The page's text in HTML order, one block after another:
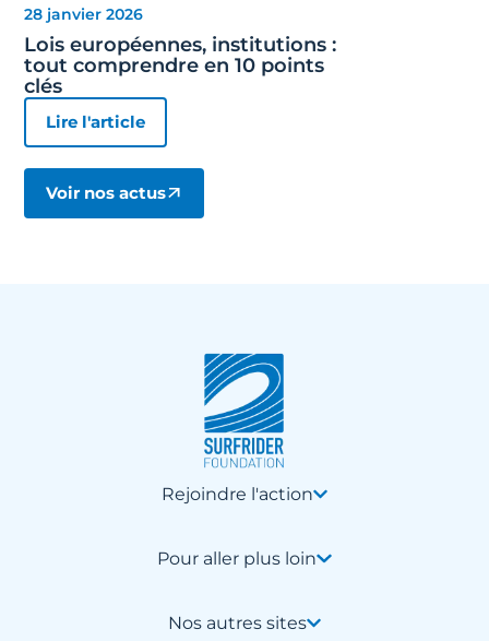
28 janvier 2026
Lois européennes, institutions :
tout comprendre en 10 points
clés
Lire l'article
Voir nos actus
Rejoindre l'action
Pour aller plus loin
Nos autres sites